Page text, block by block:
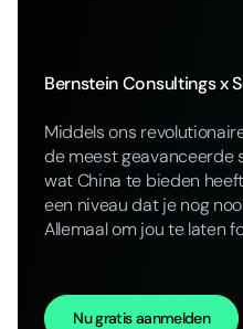
Bernstein Consultings x
Middels ons
de meest geavanceerde
wat China te bieden
een niveau dat je nog
Allemaal om jou te laten
Nu gratis aanmelden